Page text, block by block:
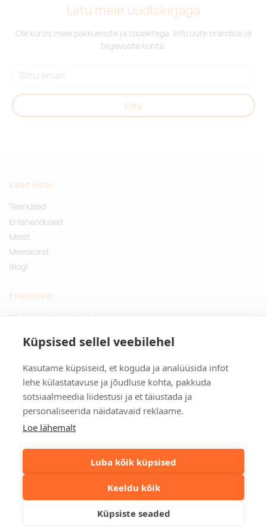
Küpsised sellel veebilehel
Kasutame küpsiseid, et koguda ja analüüsida infot
lehe külastatavuse ja jõudluse kohta, pakkuda
sotsiaalmeedia liidestusi ja et täiustada ja
personaliseerida näidatavaid reklaame.
Loe lähemalt
Luba kõik küpsised
Keeldu kõik
Küpsiste seaded
Liitu meie uudiskirjaga
Ole kursis meie pakkumiste ja toodetega. Info uute brändide ja
tegevuste kohta.
Liitu
Kiirelt leitav
Teenused
Erilahendused
Meist
Meeskond
Blogi
Ettevõttest
Küsimused ja vastused
Privaatsuspoliitika
Kontakt
Tulika põik 3, Tallinn
info@kinkston.ee
+372 6989 100
Sotsiaalmeedia
©2026. Kinkston. Kõik õigused kaitstud.